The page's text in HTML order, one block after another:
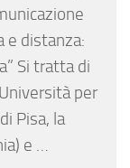
e distanza:
Si tratta di
per
Pisa, la
e …